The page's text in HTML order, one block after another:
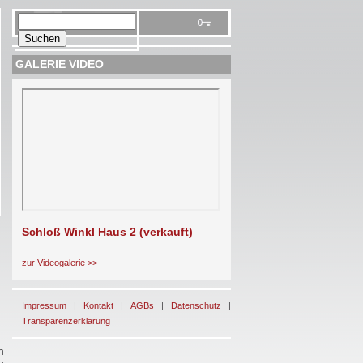
GALERIE VIDEO
Schloß Winkl Haus 2 (verkauft)
zur Videogalerie >>
Impressum | Kontakt | AGBs | Datenschutz |
Transparenzerklärung